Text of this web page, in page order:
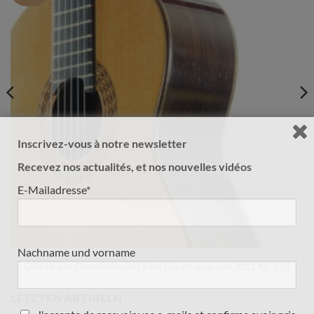
Inscrivez-vous à notre newsletter
Recevez nos actualités, et nos nouvelles vidéos
E-Mailadresse*
Nachname und vorname